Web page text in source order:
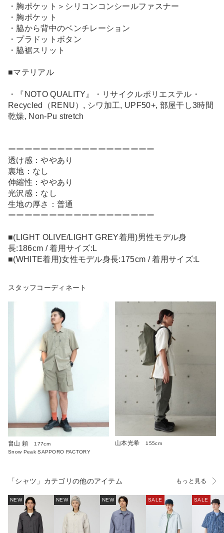
・胸ポケット＞シリコンコンシールファスナー
・胸ポケット
・脇から背中のベンチレーション
・プラドットボタン
・脇裾スリット
■マテリアル
・『NOTO QUALITY』・リサイクルポリエステル・
Recycled（RENU）, シワ加工, UPF50+, 部屋干し3時間
乾燥, Non-Pu stretch
ーーーーーーーーーーーーーーーーーー
透け感：ややあり
裏地：なし
伸縮性：ややあり
光沢感：なし
生地の厚さ：普通
ーーーーーーーーーーーーーーーーーー
■(LIGHT OLIVE/LIGHT GREY着用)男性モデル身
長:186cm / 着用サイズ:L
■(WHITE着用)女性モデル身長:175cm / 着用サイズ:L
スタッフコーディネート
畠山 頼
177cm
Snow Peak SAPPORO FACTORY
山本光希 155cm
「シャツ」カテゴリの他のアイテム もっと見る
NEW NEW NEW SALE SALE